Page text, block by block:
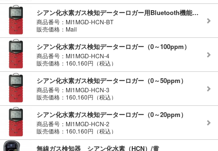
シアン化水素ガス検知データーロガー用Bluetooth機能追加オプション
商品番号：MI1MGD-HCN-BT
販売価格：Mail
シアン化水素ガス検知データーロガー（0～100ppm）
商品番号：MI1MGD-HCN-4
販売価格：160,160円（税込）
シアン化水素ガス検知データーロガー（0～50ppm）
商品番号：MI1MGD-HCN-3
販売価格：160,160円（税込）
シアン化水素ガス検知データーロガー（0～20ppm）
商品番号：MI1MGD-HCN-2
販売価格：160,160円（税込）
無線ガス検知器 シアン化水素（HCN）/黄